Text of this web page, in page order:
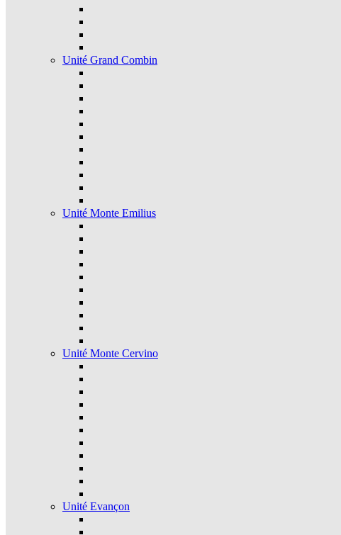
Unité Grand Combin
Unité Monte Emilius
Unité Monte Cervino
Unité Evançon